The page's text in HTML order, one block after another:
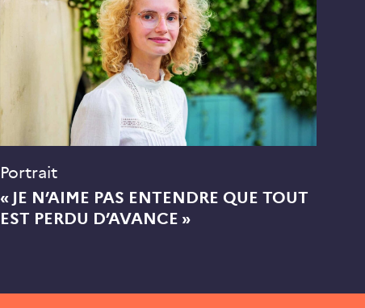
Portrait
« JE N’AIME PAS ENTENDRE QUE TOUT
EST PERDU D’AVANCE »